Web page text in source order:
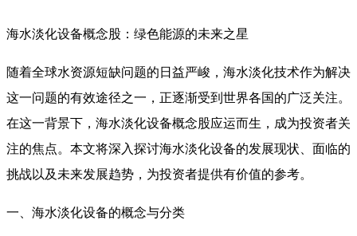
海水淡化设备概念股：绿色能源的未来之星
随着全球水资源短缺问题的日益严峻，海水淡化技术作为解决
这一问题的有效途径之一，正逐渐受到世界各国的广泛关注。
在这一背景下，海水淡化设备概念股应运而生，成为投资者关
注的焦点。本文将深入探讨海水淡化设备的发展现状、面临的
挑战以及未来发展趋势，为投资者提供有价值的参考。
一、海水淡化设备的概念与分类